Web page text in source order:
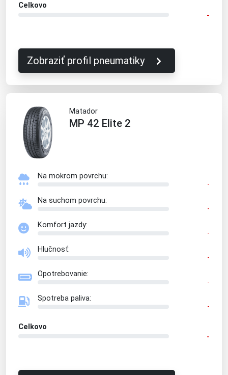
Celkovo
-
Zobraziť profil pneumatiky
Matador
MP 42 Elite 2
Na mokrom povrchu:
-
Na suchom povrchu:
-
Komfort jazdy:
-
Hlučnosť:
-
Opotrebovanie:
-
Spotreba paliva:
-
Celkovo
-